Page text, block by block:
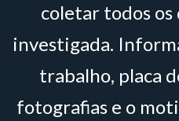
coletar todos os
investigada.
trabalho, placa
fotografias e o